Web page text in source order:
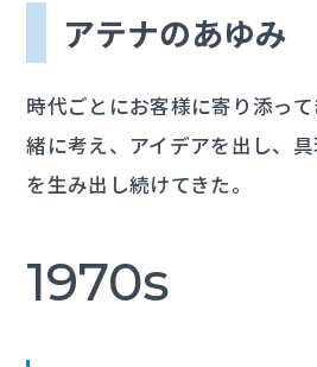
アテナのあゆみ
時代ごとにお客様に寄り添っ
緒に考え、アイデアを出し、
を生み出し続けてきた。
1970s